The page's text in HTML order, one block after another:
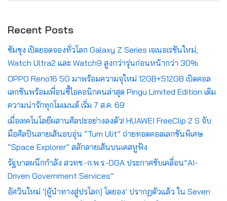
Recent Posts
ซัมซุง เปิดยอดจองทั่วโลก Galaxy Z Series เจเนอเรชันใหม่,
Watch Ultra2 และ Watch9 สูงกว่ารุ่นก่อนหน้ากว่า 30%
OPPO Reno16 5G มาพร้อมความจุใหม่ 12GB+512GB เปิดคอล
เลกชันพร้อมเพื่อนซี้ไอคอนิกคนล่าสุด Pingu Limited Edition เติม
ความน่ารักทุกโมเมนต์ เริ่ม 7 ส.ค. 69
เมื่อเทคโนโลยีผสานศิลปะอย่างลงตัว! HUAWEI FreeClip 2 S จับ
มือศิลปินลายเส้นอบอุ่น “Tum Ulit” ถ่ายทอดคอลเลกชันพิเศษ
“Space Explorer” สลักลายเส้นบนเคสหูฟัง
รัฐบาลผนึกกำลัง สวทช.-ก.พ.ร.-DGA ประกาศขับเคลื่อน”AI-
Driven Government Services”
อัศวินใหม่ ‘[ผู้นำทางสู่ปรโลก] โดยอง’ ปรากฏตัวแล้ว ใน Seven